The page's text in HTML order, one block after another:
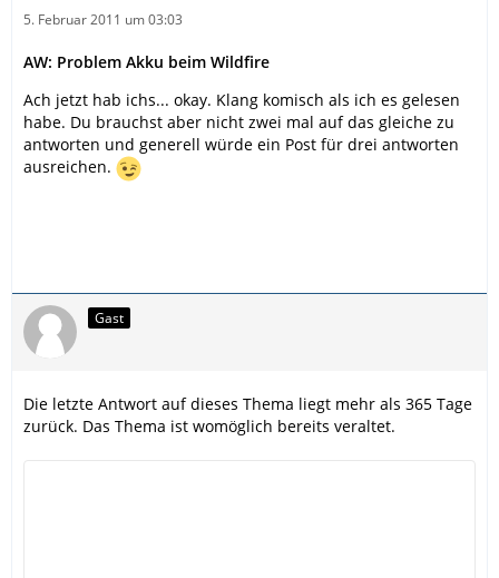
5. Februar 2011 um 03:03
AW: Problem Akku beim Wildfire
Ach jetzt hab ichs... okay. Klang komisch als ich es gelesen
habe. Du brauchst aber nicht zwei mal auf das gleiche zu
antworten und generell würde ein Post für drei antworten
ausreichen.
Gast
Die letzte Antwort auf dieses Thema liegt mehr als 365 Tage
zurück. Das Thema ist womöglich bereits veraltet.